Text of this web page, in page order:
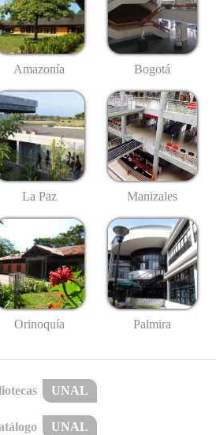
Amazonía Bogotá
La Paz Manizales
Orinoquía Palmira
UNAL
UNAL